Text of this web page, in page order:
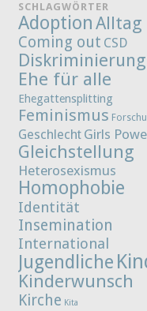
SCHLAGWÖRTER
AdoptionAlltag
Coming out CSD
Diskriminierung
Ehe für alle
Ehegattensplitting
Feminismus
Geschlecht Girls
Gleichstellung
Heterosexismus
Homophobie
Identität
Insemination
International
Jugendliche
Kinderwunsch
Kirche Kita